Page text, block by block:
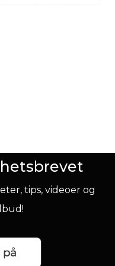
tips, videoer og